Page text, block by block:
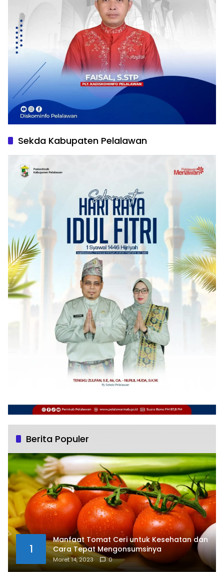
Sekda Kabupaten Pelalawan
Berita Populer
1
Manfaat Tomat Ceri untuk Kesehatan dan
Cara Tepat Mengonsumsinya
Maret 14, 2023 0